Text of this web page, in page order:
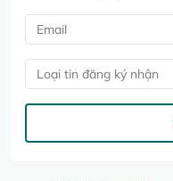
Loại tin đăng ký nhận